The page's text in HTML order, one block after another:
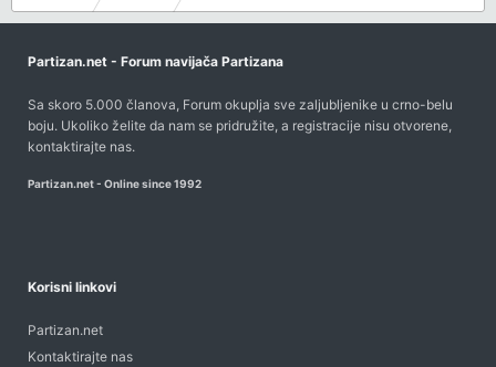
Partizan.net - Forum navijača Partizana
Sa skoro 5.000 članova, Forum okuplja sve zaljubljenike u crno-belu
boju. Ukoliko želite da nam se pridružite, a registracije nisu otvorene,
kontaktirajte nas.
Partizan.net - Online since 1992
Korisni linkovi
Partizan.net
Kontaktirajte nas